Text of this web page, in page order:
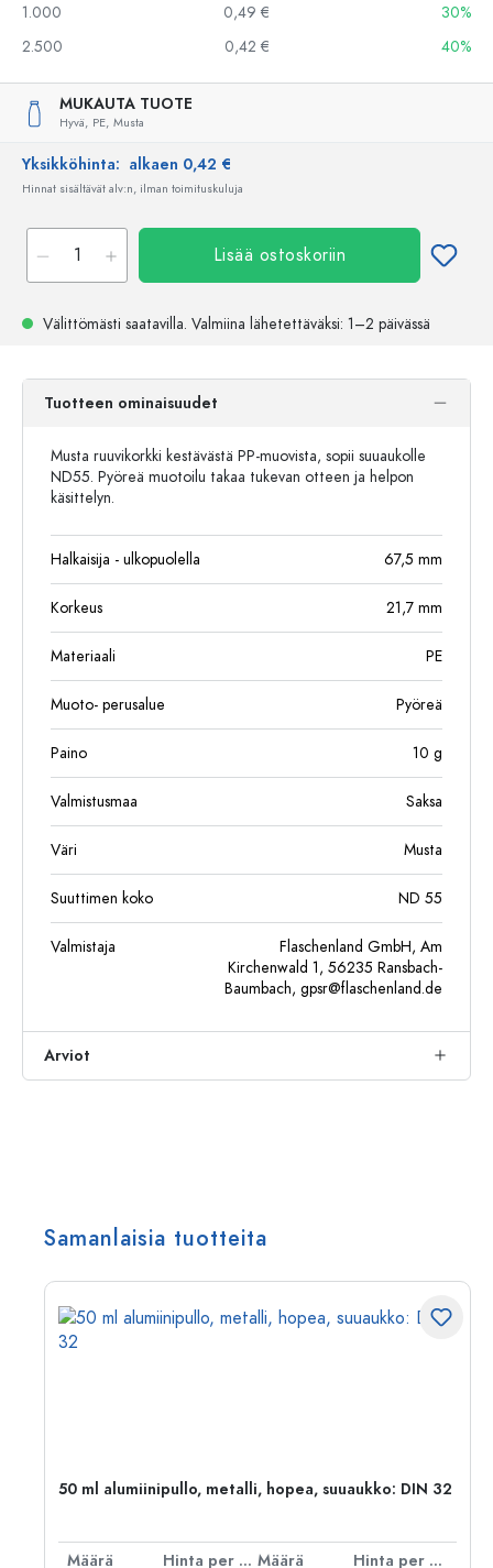
1.000
0,49 €
30%
2.500
0,42 € 40%
MUKAUTA TUOTE
Hyvä, PE, Musta
Yksikköhinta: alkaen 0,42 €
Hinnat sisältävät alv:n, ilman toimituskuluja
Lisää ostoskoriin
Välittömästi saatavilla. Valmiina lähetettäväksi: 1–2 päivässä
Tuotteen ominaisuudet
Musta ruuvikorkki kestävästä PP-muovista, sopii suuaukolle
ND55. Pyöreä muotoilu takaa tukevan otteen ja helpon
käsittelyn.
Halkaisija - ulkopuolella 67,5 mm
Korkeus 21,7 mm
Materiaali PE
Muoto- perusalue Pyöreä
Paino 10 g
Valmistusmaa Saksa
Väri Musta
Suuttimen koko ND 55
Valmistaja
Flaschenland GmbH, Am
Kirchenwald 1, 56235 Ransbach-
Baumbach, gpsr@flaschenland.de
Arviot
Samanlaisia tuotteita
50 ml alumiinipullo, metalli, hopea, suuaukko: DIN 32
Määrä Hinta per kpl Määrä
Hinta per kpl